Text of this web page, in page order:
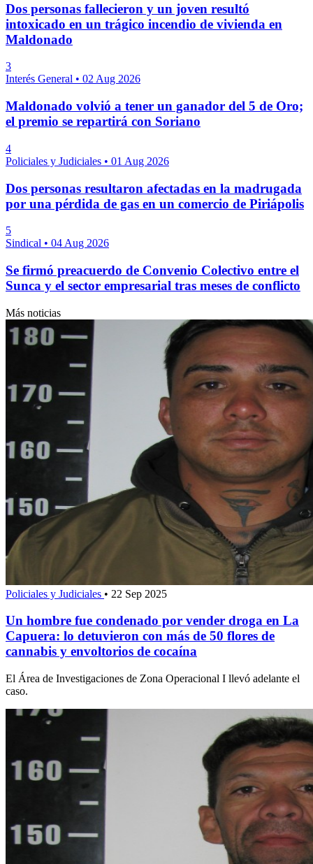
Dos personas fallecieron y un joven resultó
intoxicado en un trágico incendio de vivienda en
Maldonado
3
Interés General • 02 Aug 2026
Maldonado volvió a tener un ganador del 5 de Oro;
el premio se repartirá con Soriano
4
Policiales y Judiciales • 01 Aug 2026
Dos personas resultaron afectadas en la madrugada
por una pérdida de gas en un comercio de Piriápolis
5
Sindical • 04 Aug 2026
Se firmó preacuerdo de Convenio Colectivo entre el
Sunca y el sector empresarial tras meses de conflicto
Más noticias
Policiales y Judiciales • 22 Sep 2025
Un hombre fue condenado por vender droga en La
Capuera: lo detuvieron con más de 50 flores de
cannabis y envoltorios de cocaína
El Área de Investigaciones de Zona Operacional I llevó adelante el
caso.